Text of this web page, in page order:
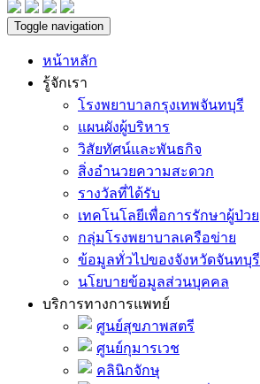
Toggle navigation
หน้าหลัก
รู้จักเรา
โรงพยาบาลกรุงเทพจันทบุรี
แผนผังผู้บริหาร
วิสัยทัศน์และพันธกิจ
สิ่งอำนวยความสะดวก
รางวัลที่ได้รับ
เทคโนโลยีเพื่อการรักษาผู้ป่วย
กลุ่มโรงพยาบาลเครือข่าย
ข้อมูลทั่วไปของจังหวัดจันทบุรี
นโยบายข้อมูลส่วนบุคคล
บริการทางการแพทย์
ศูนย์สุขภาพสตรี
ศูนย์กุมารเวช
คลินิกจักษุ